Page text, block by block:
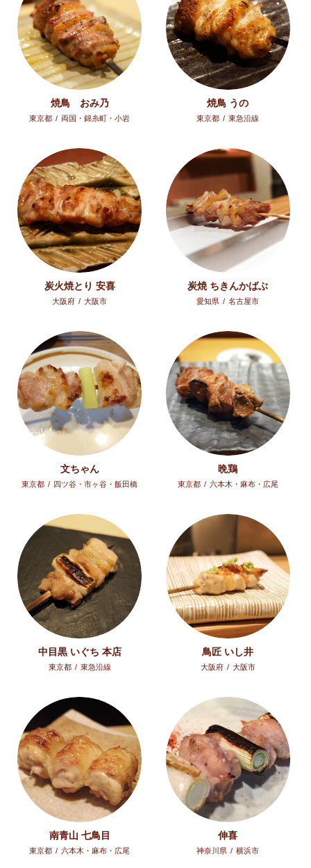
焼鳥 おみ乃
東京都 / 両国・錦糸町・小岩
焼鳥 うの
東京都 / 東急沿線
炭火焼とり 安喜
大阪府 / 大阪市
炭焼 ちきんかばぶ
愛知県 / 名古屋市
文ちゃん
東京都 / 四ツ谷・市ヶ谷・飯田橋
晩鶏
東京都 / 六本木・麻布・広尾
中目黒 いぐち 本店
東京都 / 東急沿線
鳥匠 いし井
大阪府 / 大阪市
南青山 七鳥目
東京都 / 六本木・麻布・広尾
伸喜
神奈川県 / 横浜市